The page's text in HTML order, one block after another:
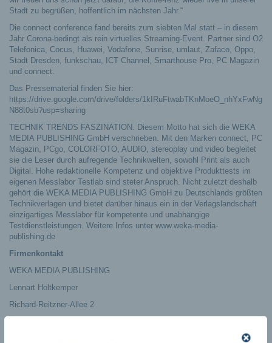
Stadt zu begrüßen, hoffentlich im nächsten Jahr.“
Die connect conference fand bereits zum siebten Mal statt – in diesem
Jahr Corona-bedingt als rein virtuelles Streaming-Event. Partner sind O2
Telefonica, Cocus, Huawei, Vodafone, Sunrise, umlaut, Zafaco, Oppo,
Stadt Dresden, funkschau, ICT Channel, Smarthouse Pro, PC Magazin
und connect.
Das Pressematerial finden Sie hier:
https://drive.google.com/drive/folders/1kIRuFtwabTKnMoeO_nhYxFwNg
N88t0sb?usp=sharing
TECHNIK TRENDS FASZINATION. Diesem Motto hat sich die WEKA
MEDIA PUBLISHING GmbH verschrieben. Mit den Marken connect, PC
Magazin, PCgo, COLORFOTO, AUDIO, stereoplay und video begleitet
sie die Leser durch aufregende Technikwelten, sowohl Print als auch
Digital. Hohe redaktionelle Kompetenz und objektive Produkttests im
eigenen Messlabor Testlab sind steter Anspruch. Nicht zuletzt deshalb
gehört die WEKA MEDIA PUBLISHING GmbH zu Deutschlands größten
Technikverlagen und bietet darüber hinaus ein in der Verlagslandschaft
einzigartiges Messlabor für kompetente und unabhängige
Testdienstleistungen. Weitere Infos unter www.weka-media-
publishing.de
Firmenkontakt
WEKA MEDIA PUBLISHING
Lennart Holtkemper
Richard-Reitzner-Allee 2